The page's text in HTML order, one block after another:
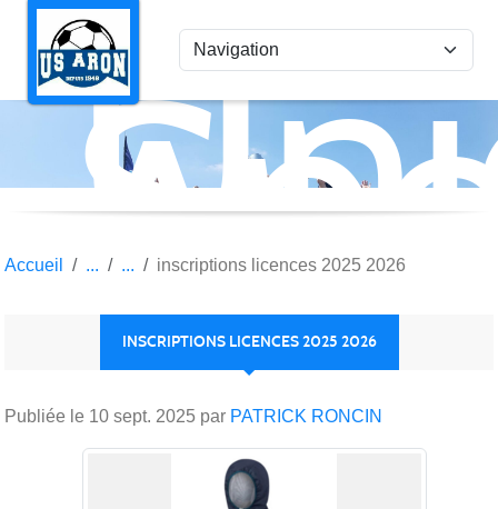
Accueil inscriptions licences 2025 2026
INSCRIPTIONS LICENCES 2025 2026
Publiée le 10 sept. 2025 par PATRICK RONCIN
Panneau de gestion des cookies